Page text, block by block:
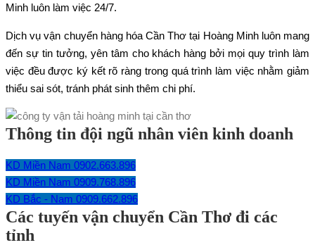
Minh luôn làm việc 24/7.
Dịch vụ vận chuyển hàng hóa Cần Thơ tại Hoàng Minh luôn mang
đến sự tin tưởng, yên tâm cho khách hàng bởi mọi quy trình làm
việc đều được ký kết rõ ràng trong quá trình làm việc nhằm giảm
thiểu sai sót, tránh phát sinh thêm chi phí.
Thông tin đội ngũ nhân viên kinh doanh
KD Miền Nam 0902.663.896
KD Miền Nam 0909.768.896
KD Bắc - Nam 0909.662.896
Các tuyến vận chuyển Cần Thơ đi các
tỉnh